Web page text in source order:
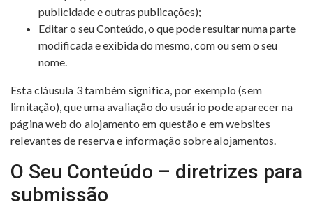
publicidade e outras publicações);
Editar o seu Conteúdo, o que pode resultar numa parte
modificada e exibida do mesmo, com ou sem o seu
nome.
Esta cláusula 3 também significa, por exemplo (sem
limitação), que uma avaliação do usuário pode aparecer na
página web do alojamento em questão e em websites
relevantes de reserva e informação sobre alojamentos.
O Seu Conteúdo – diretrizes para
submissão